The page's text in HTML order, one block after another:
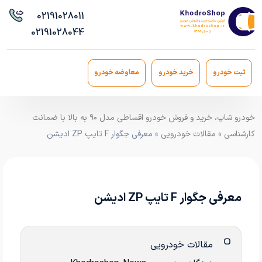
02191028011
02191028044
ثبت خودرو خرید خودرو معاوضه خودرو
خودرو شاپ، خرید و فروش خودرو اقساطی مدل ۹۰ به بالا با ضمانت
کارشناسی » مقالات خودرویی » معرفی جگوار F تایپ ZP ادیشن
معرفی جگوار F تایپ ZP ادیشن
مقالات خودرویی